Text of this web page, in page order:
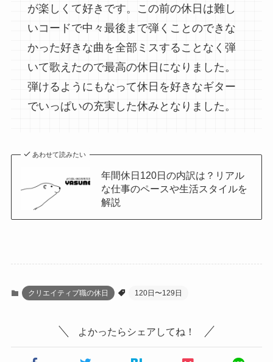
が楽しくて好きです。この前の休日は難し
いコードで中々最後まで弾くことのできな
かった好きな曲を全部ミスすることなく弾
いて歌えたので最高の休日になりました。
弾けるようにもなって休日を好きなギター
でいっぱいの充実した休みとなりました。
あわせて読みたい
年間休日120日の内訳は？リアル
な仕事のペースや生活スタイルを
解説
クリエイティブ職の休日 120日〜129日
よかったらシェアしてね！